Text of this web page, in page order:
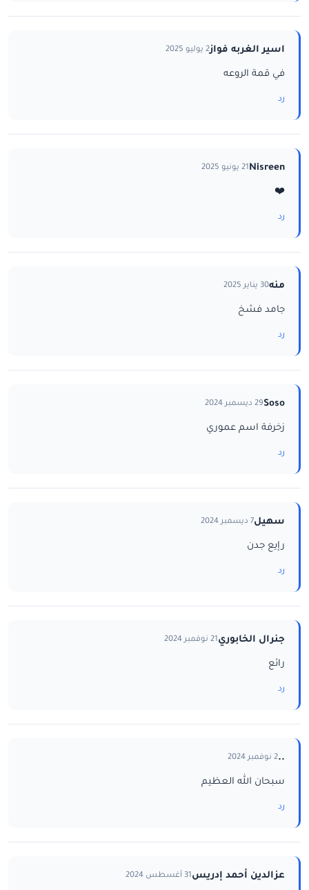
اسير الغربه فواز2 يوليو 2025
في قمة الروعه
رد
Nisreen21 يونيو 2025
❤️
رد
منه30 يناير 2025
جامد فشخ
رد
Soso29 ديسمبر 2024
زخرفة اسم عموري
رد
سهيل7 ديسمبر 2024
رإيع جدن
رد
جنرال الخابوري21 نوفمبر 2024
رائع
رد
..2 نوفمبر 2024
سبحان الله العظيم
رد
عزالدين أحمد إدريس31 أغسطس 2024